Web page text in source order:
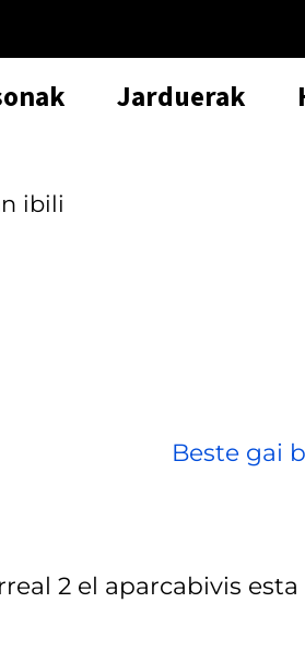
Jarduerak
ibili
Beste gai
2 el aparcabivis esta